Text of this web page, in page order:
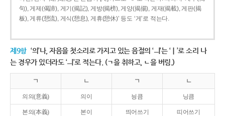
句), 게제(偈諦), 게기(揭記), 게방(揭榜), 게양(揭揚), 게재(揭載), 게판(揭
板), 게류(憩流), 게식(憩息), 게휴(憩休)’ 등도 ‘게’로 적는다.
제9항 ‘의’나, 자음을 첫소리로 가지고 있는 음절의 ‘ㅢ’는 ‘ㅣ’로 소리 나
는 경우가 있더라도 ‘ㅢ’로 적는다. (ㄱ을 취하고, ㄴ을 버림.)
ㄱ ㄴ ㄱ ㄴ
의의(意義) 의이 닁큼 닝큼
본의(本義) 본이 띄어쓰기 띠어쓰기